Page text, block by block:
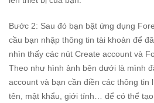
Bước 2: Sau đó bạn bật ứng dụng
cầu bạn nhập thông tin tài khoản để
nhìn thấy các nút Create account và
Theo như hình ảnh bên dưới là mình
account và bạn cần điền các thông tin
tên, mật khẩu, giới tính… để có thể